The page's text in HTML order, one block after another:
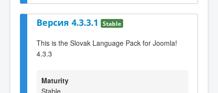
Версия 4.3.3.1 Stable
This is the Slovak Language Pack for Joomla!
4.3.3
Maturity
Stable